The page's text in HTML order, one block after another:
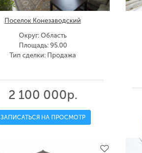
Поселок Конезаводский
Округ: Область
Площадь: 95.00
Тип сделки: Продажа
2 100 000р.
ЗАПИСАТЬСЯ НА ПРОСМОТР